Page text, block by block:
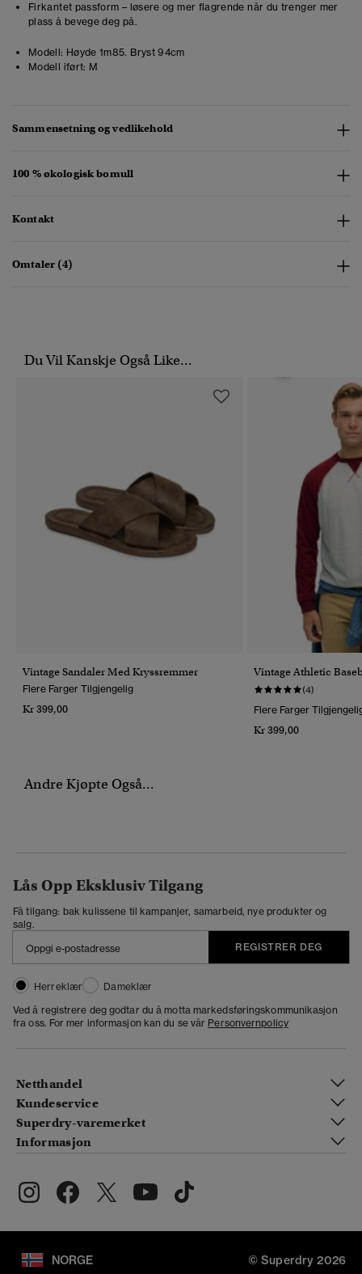
Firkantet passform – løsere og mer flagrende når du trenger mer
plass å bevege deg på.
Modell: Høyde 1m85. Bryst 94cm
Modell iført: M
Sammensetning og vedlikehold
100 % økologisk bomull
Kontakt
Omtaler (4)
Du Vil Kanskje Også Like...
Vintage Sandaler Med Kryssremmer
Flere Farger Tilgjengelig
Kr 399,00
Vintage Athletic
(4)
Flere Farger
Kr 399,00
Andre Kjøpte Også...
Lås Opp Eksklusiv Tilgang
Få tilgang: bak kulissene til kampanjer, samarbeid, nye produkter og
salg.
REGISTRER DEG
Herreklær
Dameklær
Ved å registrere deg godtar du å motta markedsføringskommunikasjon
fra oss. For mer informasjon kan du se vår Personvernpolicy
Netthandel
Kundeservice
Superdry-varemerket
Informasjon
NORGE © Superdry 2026